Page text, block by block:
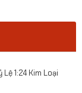
1:24 Kim Loại